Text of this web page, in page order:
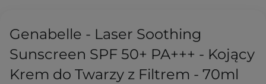
Genabelle - Laser Soothing
Sunscreen SPF 50+ PA+++ - Kojący
Krem do Twarzy z Filtrem - 70ml